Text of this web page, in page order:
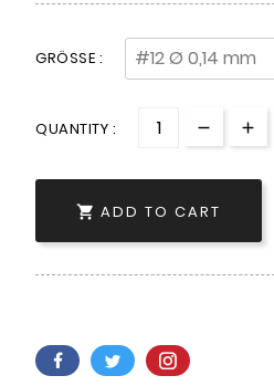
GRÖSSE :
QUANTITY :
 ADD TO CART